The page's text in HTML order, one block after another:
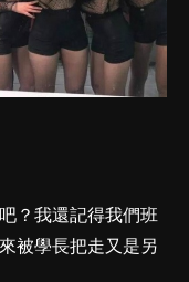
？我還記得我們班
被學長把走又是另